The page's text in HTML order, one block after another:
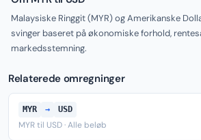
Malaysiske Ringgit (MYR) og Amerikanske
svinger baseret på økonomiske forhold,
markedsstemning.
Relaterede omregninger
MYR → USD
MYR til USD · Alle beløb